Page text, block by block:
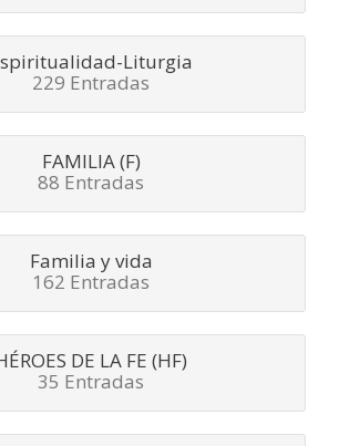
Liturgia
229 Entradas
FAMILIA (F)
88 Entradas
Familia y vida
162 Entradas
DE LA FE (HF)
35 Entradas